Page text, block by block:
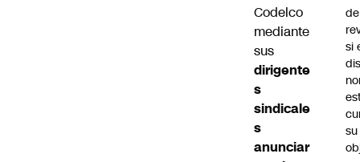
Codelco
mediante
sus
dirigente
s
sindicale
s
anunciar
de
si
su